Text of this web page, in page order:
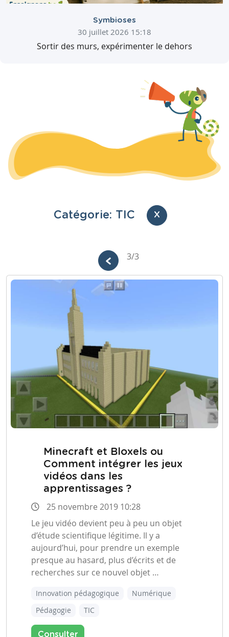
Symbioses
30 juillet 2026 15:18
Sortir des murs, expérimenter le dehors
Catégorie: TIC X
3/3
Minecraft et Bloxels ou
Comment intégrer les jeux
vidéos dans les
apprentissages ?
25 novembre 2019 10:28
Le jeu vidéo devient peu à peu un objet
d’étude scientifique légitime. Il y a
aujourd’hui, pour prendre un exemple
presque au hasard, plus d’écrits et de
recherches sur ce nouvel objet …
Innovation pédagogique
Numérique
Pédagogie
TIC
Consulter